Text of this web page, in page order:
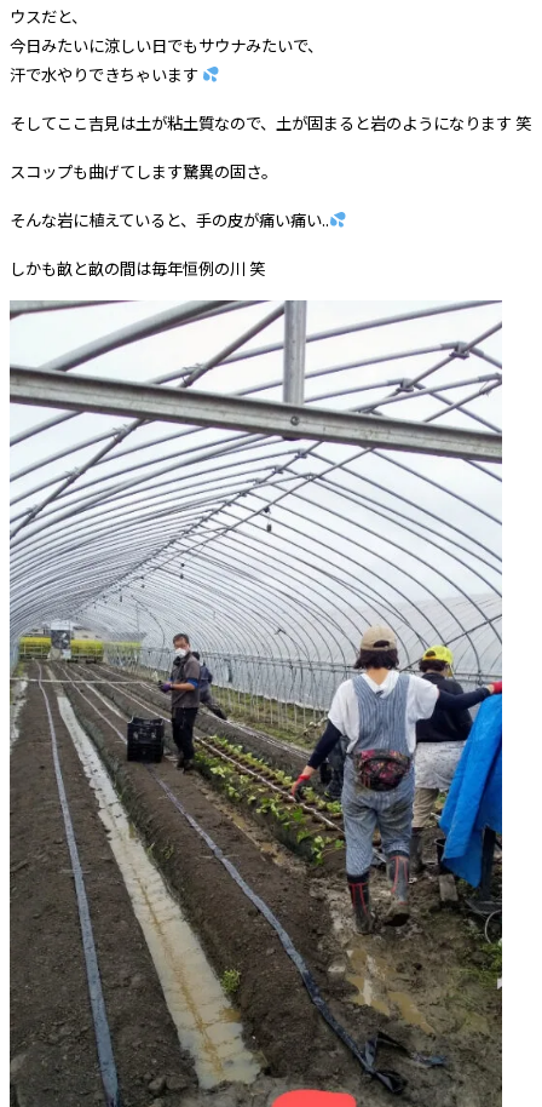
ウスだと、
今日みたいに涼しい日でもサウナみたいで、
汗で水やりできちゃいます
そしてここ吉見は土が粘土質なので、土が固まると岩のようになります 笑
スコップも曲げてします驚異の固さ。
そんな岩に植えていると、手の皮が痛い痛い..
しかも畝と畝の間は毎年恒例の川 笑